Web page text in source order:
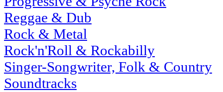
Reggae & Dub
Rock & Metal
Rock'n'Roll & Rockabilly
Singer-Songwriter, Folk & Country
Soundtracks